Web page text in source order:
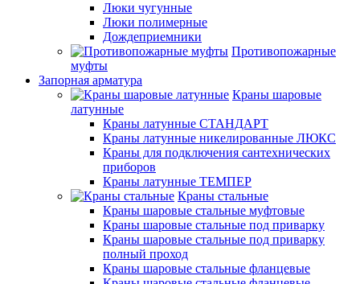
Люки чугунные
Люки полимерные
Дождеприемники
Противопожарные
муфты
Запорная арматура
Краны шаровые
латунные
Краны латунные СТАНДАРТ
Краны латунные никелированные ЛЮКС
Краны для подключения сантехнических
приборов
Краны латунные ТЕМПЕР
Краны стальные
Краны шаровые стальные муфтовые
Краны шаровые стальные под приварку
Краны шаровые стальные под приварку
полный проход
Краны шаровые стальные фланцевые